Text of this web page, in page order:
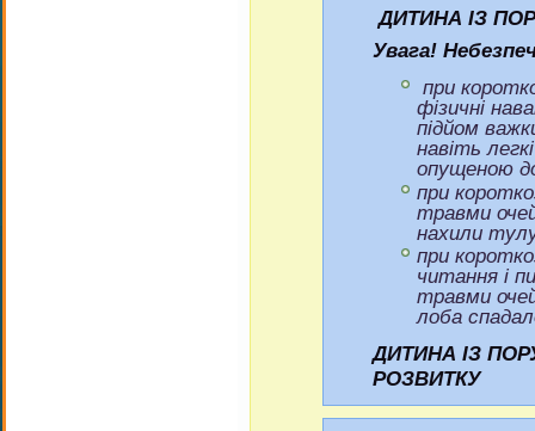
ДИТИНА ІЗ
Увага!
при
фізичні
підйом
навіть
опущеною
при
травми
нахили
при
читання і
травми
лоба
ДИТИНА ІЗ
РОЗВИТКУ